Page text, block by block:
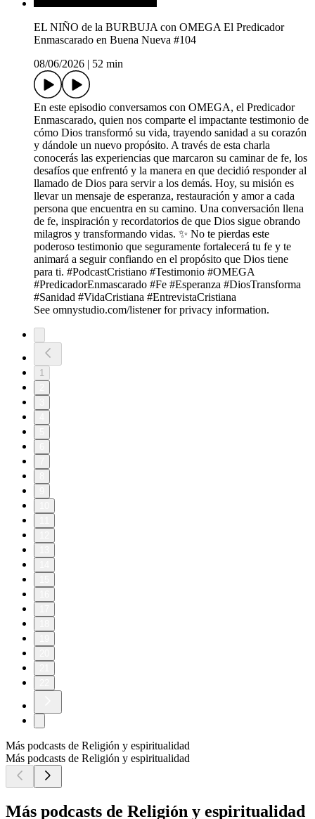
EL NIÑO de la BURBUJA con OMEGA El Predicador
Enmascarado en Buena Nueva #104
08/06/2026
52 min
En este episodio conversamos con OMEGA, el Predicador
Enmascarado, quien nos comparte el impactante testimonio de
cómo Dios transformó su vida, trayendo sanidad a su corazón
y dándole un nuevo propósito. A través de esta charla
conocerás las experiencias que marcaron su caminar de fe, los
desafíos que enfrentó y la manera en que decidió responder al
llamado de Dios para servir a los demás. Hoy, su misión es
llevar un mensaje de esperanza, restauración y amor a cada
persona que encuentra en su camino. Una conversación llena
de fe, inspiración y recordatorios de que Dios sigue obrando
milagros y transformando vidas. ✨ No te pierdas este
poderoso testimonio que seguramente fortalecerá tu fe y te
animará a seguir confiando en el propósito que Dios tiene
para ti. #PodcastCristiano #Testimonio #OMEGA
#PredicadorEnmascarado #Fe #Esperanza #DiosTransforma
#Sanidad #VidaCristiana #EntrevistaCristiana
See omnystudio.com/listener for privacy information.
1
Más podcasts de Religión y espiritualidad
Más podcasts de Religión y espiritualidad
Más podcasts de Religión y espiritualidad